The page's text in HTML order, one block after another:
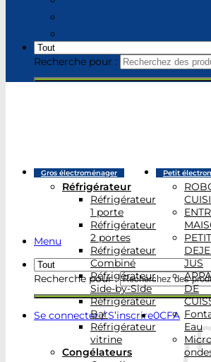
Recherche pour :
Menu
Recherche pour :
Se connecter / S’inscrire0CFA
Gros électroménager
Réfrigérateur
Réfrigérateur
1 porte
Réfrigérateur
2 portes
Réfrigérateur
Combiné
Réfrigérateur
Side-by-Side
Réfrigérateur
Bar
Réfrigérateur
vitrine
Congélateurs
Petit
PETIT
JUS
DE
Eau